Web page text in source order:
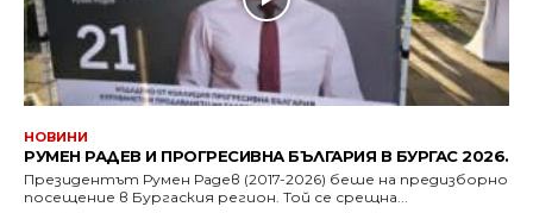
НОВИНИ
РУМЕН РАДЕВ И ПРОГРЕСИВНА БЪЛГАРИЯ В БУРГАС 2026.
Президентът Румен Радев (2017-2026) беше на предизборно
посещение в Бургаския регион. Той се срещна...